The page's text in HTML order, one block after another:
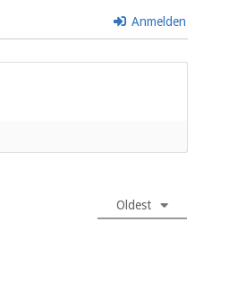
Anmelden
Oldest